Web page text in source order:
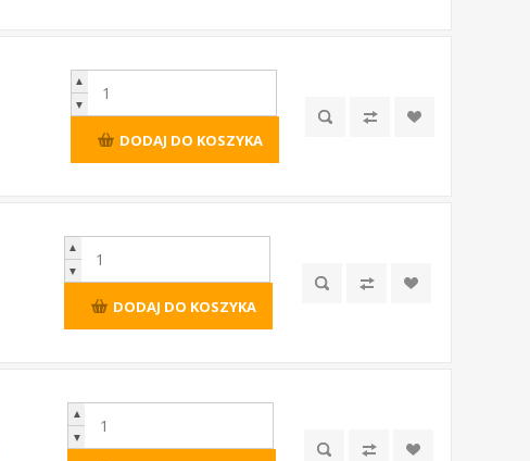
▲
▼
DODAJ DO KOSZYKA
▲
▼
DODAJ DO KOSZYKA
▲
▼